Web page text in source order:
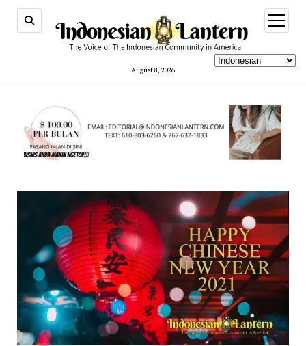
August 8, 2026
open
menu